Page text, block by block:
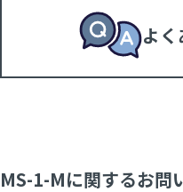
よ
MS-1-Mに関するお問